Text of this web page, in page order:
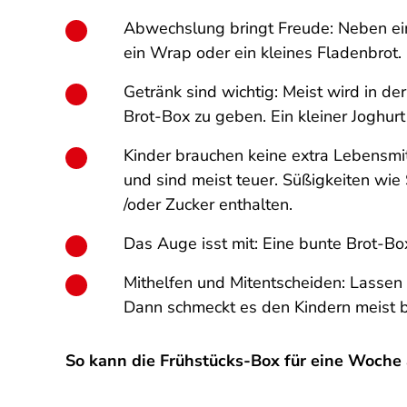
Abwechslung bringt Freude: Neben
ein Wrap oder ein kleines Fladenbrot.
Getränk sind wichtig: Meist wird in
Brot-Box zu geben. Ein kleiner
Kinder brauchen keine extra
und sind meist teuer. Süßigkeiten
/oder Zucker enthalten.
Das Auge isst mit: Eine bunte Brot-
Mithelfen und Mitentscheiden:
Dann schmeckt es den Kindern meist
So kann die Frühstücks-Box für eine